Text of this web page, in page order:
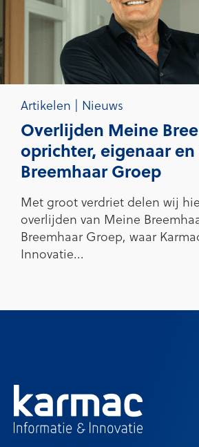
Artikelen | Nieuws
Overlijden Meine
oprichter, eigenaar en
Breemhaar Groep
Met groot verdriet delen wij
overlijden van Meine
Breemhaar Groep, waar
Innovatie...